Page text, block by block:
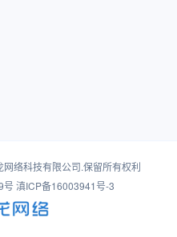
网络科技有限公司.保留所有权利
号 滇ICP备16003941号-3